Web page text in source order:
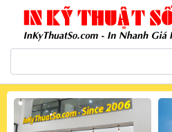
inkythuatso.com